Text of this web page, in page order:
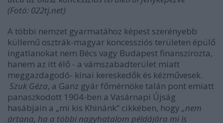
(Fotó: 022tj.net)
A többi nemzet gyarmatához képest szerényebb
küllemű osztrák-magyar koncessziós területen épülő
ingatlanokat nem Bécs vagy Budapest finanszírozta,
hanem az itt élő - a vámszabadterület miatt
meggazdagodó- kínai kereskedők és kézművesek.
Szuk Géza, a Ganz gyár főmérnöke talán pont emiatt
panaszkodott 1904-ben a Vasárnapi Újság
hasábjain a „mi kis Khinánk” cikkében, hogy „nem
ártana, ha a többi nagyhatalom példájára mi is